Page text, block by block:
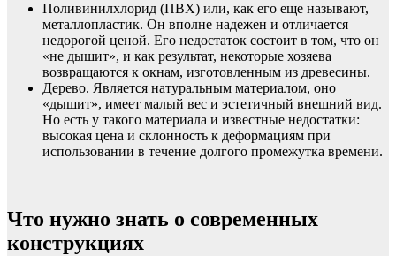
Поливинилхлорид (ПВХ) или, как его еще называют,
металлопластик. Он вполне надежен и отличается
недорогой ценой. Его недостаток состоит в том, что он
«не дышит», и как результат, некоторые хозяева
возвращаются к окнам, изготовленным из древесины.
Дерево. Является натуральным материалом, оно
«дышит», имеет малый вес и эстетичный внешний вид.
Но есть у такого материала и известные недостатки:
высокая цена и склонность к деформациям при
использовании в течение долгого промежутка времени.
Что нужно знать о современных
конструкциях